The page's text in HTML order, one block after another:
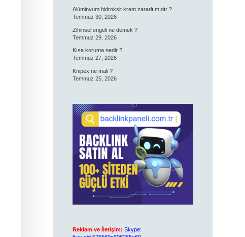
Alüminyum hidroksit krem zararlı mıdır ?
Temmuz 30, 2026
Zihinsel engeli ne demek ?
Temmuz 29, 2026
Kısa koruma nedir ?
Temmuz 27, 2026
Knipex ne mali ?
Temmuz 25, 2026
Reklam ve İletişim: Skype: